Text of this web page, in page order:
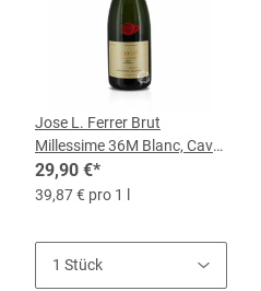
Jose L. Ferrer Brut
Millessime 36M Blanc, Cava,
0,75-l-Flasche
29,90 €*
39,87 € pro 1 l